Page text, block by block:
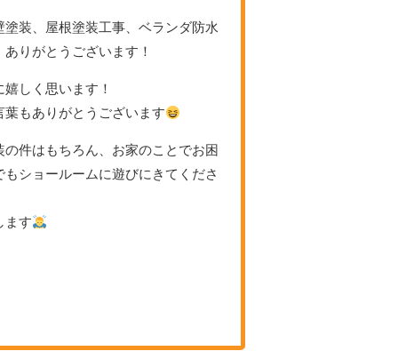
装、屋根塗装工事、ベランダ防水
りがとうございます！
しく思います！
もありがとうございます
件はもちろん、お家のことでお困
ショールームに遊びにきてくださ
ます